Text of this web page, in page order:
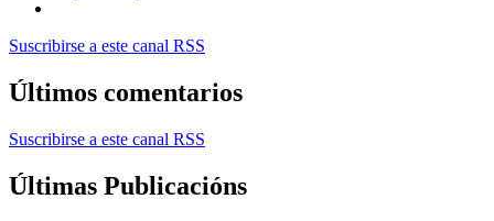
Suscribirse a este canal RSS
Últimos comentarios
Suscribirse a este canal RSS
Últimas Publicacións